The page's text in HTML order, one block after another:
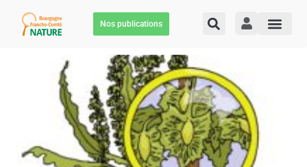
Nos publications